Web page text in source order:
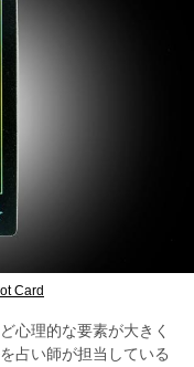
Card
心理的な要素が大きく
占い師が担当している